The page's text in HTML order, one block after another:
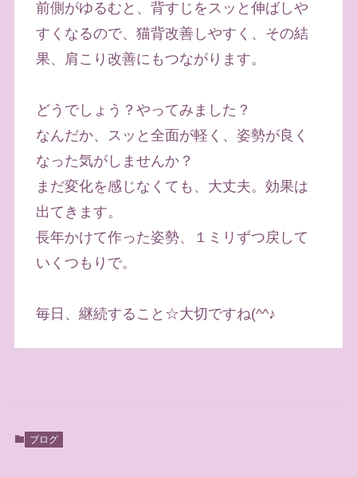
前側がゆるむと、背すじをスッと伸ばしや
すくなるので、猫背改善しやすく、その結
果、肩こり改善にもつながります。
どうでしょう？やってみました？
なんだか、スッと全面が軽く、姿勢が良く
なった気がしませんか？
まだ変化を感じなくても、大丈夫。効果は
出てきます。
長年かけて作った姿勢、１ミリずつ戻して
いくつもりで。
毎日、継続すること☆大切ですね(^^♪
ブログ